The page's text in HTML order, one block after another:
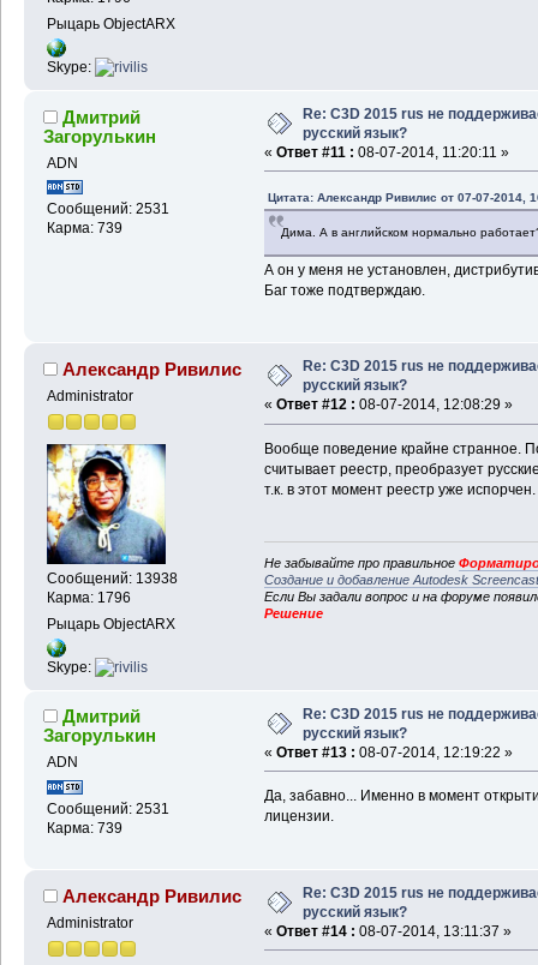
Рыцарь ObjectARX
Skype:
Дмитрий
Загорулькин
ADN
Сообщений: 2531
Карма: 739
Re: C3D 2015 rus не
русский язык?
« Ответ #11 : 08-07-2014, 11:20:11 »
Цитата: Александр Ривилис от 07-07-2014,
Дима. А в английском нормально
А он у меня не установлен,
Баг тоже подтверждаю.
Александр Ривилис
Administrator
Сообщений: 13938
Карма: 1796
Рыцарь ObjectARX
Skype:
Re: C3D 2015 rus не
русский язык?
« Ответ #12 : 08-07-2014, 12:08:29 »
Вообще поведение крайне странное.
считывает реестр, преобразует
т.к. в этот момент реестр уже испорчен.
Не забывайте про правильное
Создание и добавление Autodesk
Если Вы задали вопрос и на форуме
Решение
Дмитрий
Загорулькин
ADN
Сообщений: 2531
Карма: 739
Re: C3D 2015 rus не
русский язык?
« Ответ #13 : 08-07-2014, 12:19:22 »
Да, забавно... Именно в момент
лицензии.
Александр Ривилис
Administrator
Re: C3D 2015 rus не
русский язык?
« Ответ #14 : 08-07-2014, 13:11:37 »